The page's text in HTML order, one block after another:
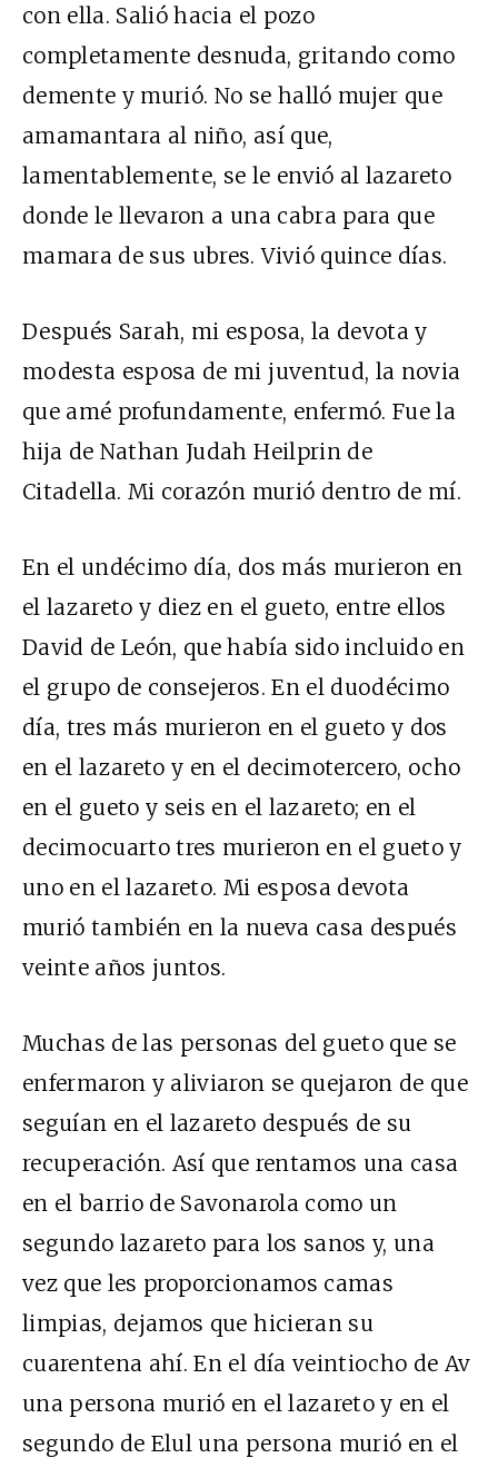
con ella. Salió hacia el pozo
completamente desnuda, gritando como
demente y murió. No se halló mujer que
amamantara al niño, así que,
lamentablemente, se le envió al lazareto
donde le llevaron a una cabra para que
mamara de sus ubres. Vivió quince días.
Después Sarah, mi esposa, la devota y
modesta esposa de mi juventud, la novia
que amé profundamente, enfermó. Fue la
hija de Nathan Judah Heilprin de
Citadella. Mi corazón murió dentro de mí.
En el undécimo día, dos más murieron en
el lazareto y diez en el gueto, entre ellos
David de León, que había sido incluido en
el grupo de consejeros. En el duodécimo
día, tres más murieron en el gueto y dos
en el lazareto y en el decimotercero, ocho
en el gueto y seis en el lazareto; en el
decimocuarto tres murieron en el gueto y
uno en el lazareto. Mi esposa devota
murió también en la nueva casa después
veinte años juntos.
Muchas de las personas del gueto que se
enfermaron y aliviaron se quejaron de que
seguían en el lazareto después de su
recuperación. Así que rentamos una casa
en el barrio de Savonarola como un
segundo lazareto para los sanos y, una
vez que les proporcionamos camas
limpias, dejamos que hicieran su
cuarentena ahí. En el día veintiocho de Av
una persona murió en el lazareto y en el
segundo de Elul una persona murió en el